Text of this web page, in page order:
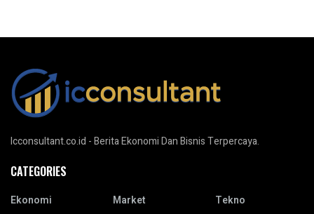
Icconsultant.co.id - Berita Ekonomi Dan Bisnis Terpercaya.
CATEGORIES
Ekonomi
Market
Tekno